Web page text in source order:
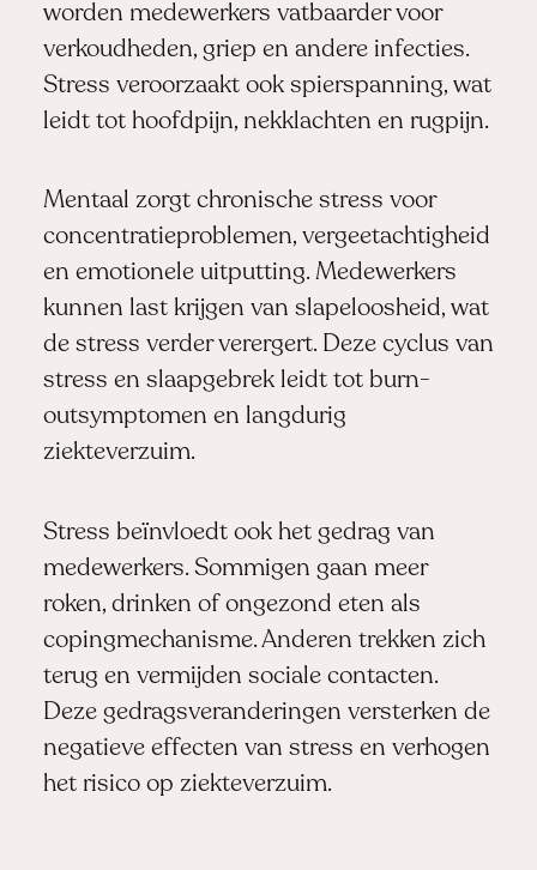
worden medewerkers vatbaarder voor
verkoudheden, griep en andere infecties.
Stress veroorzaakt ook spierspanning, wat
leidt tot hoofdpijn, nekklachten en rugpijn.
Mentaal zorgt chronische stress voor
concentratieproblemen, vergeetachtigheid
en emotionele uitputting. Medewerkers
kunnen last krijgen van slapeloosheid, wat
de stress verder verergert. Deze cyclus van
stress en slaapgebrek leidt tot burn-
outsymptomen en langdurig
ziekteverzuim.
Stress beïnvloedt ook het gedrag van
medewerkers. Sommigen gaan meer
roken, drinken of ongezond eten als
copingmechanisme. Anderen trekken zich
terug en vermijden sociale contacten.
Deze gedragsveranderingen versterken de
negatieve effecten van stress en verhogen
het risico op ziekteverzuim.